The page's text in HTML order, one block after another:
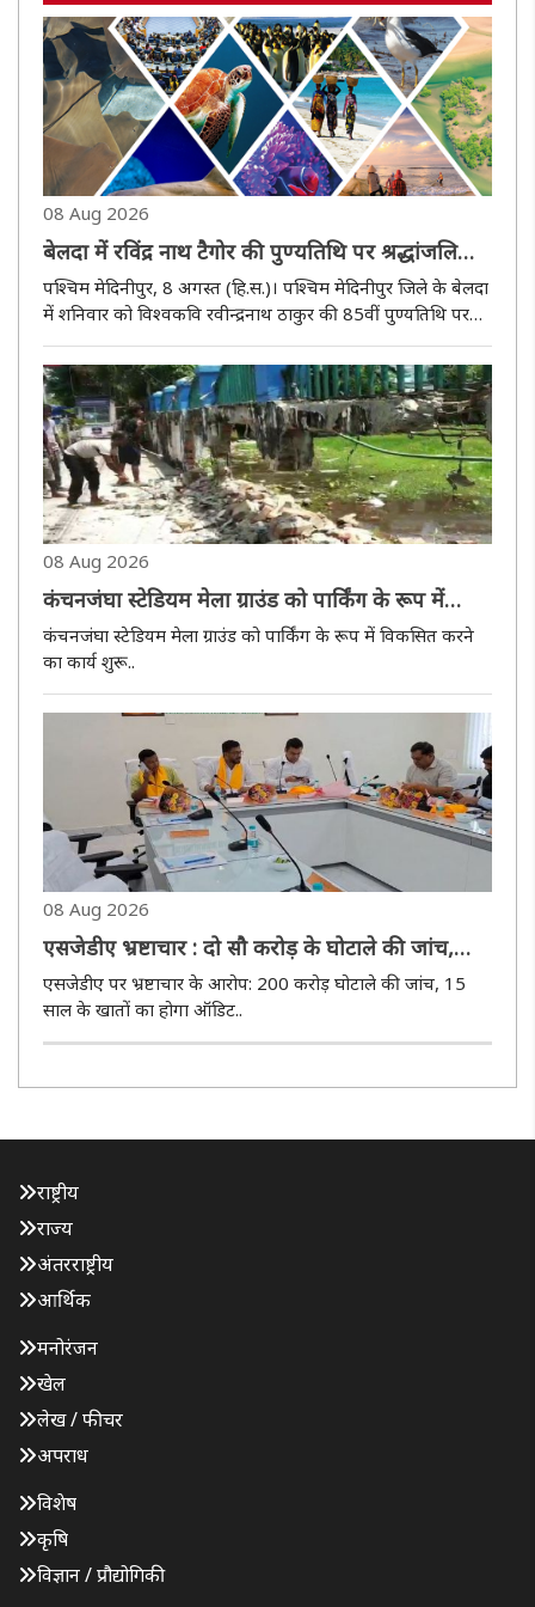
08 Aug 2026
बेलदा में रविंद्र नाथ टैगोर की पुण्यतिथि पर श्रद्धांजलि
कार्यक्रम, गीतांजलि पल्ली को मान्यता की मांग उठी
पश्चिम मेदिनीपुर, 8 अगस्त (हि.स.)। पश्चिम मेदिनीपुर जिले के बेलदा
में शनिवार को विश्वकवि रवीन्द्रनाथ ठाकुर की 85वीं पुण्यतिथि पर
गीतांजलि पल्ली में रवीन्द्रनाथ ठाकुर की प्रतिमा ..
08 Aug 2026
कंचनजंघा स्टेडियम मेला ग्राउंड को पार्किंग के रूप में
विकसित करने का कार्य शुरू
कंचनजंघा स्टेडियम मेला ग्राउंड को पार्किंग के रूप में विकसित करने
का कार्य शुरू..
08 Aug 2026
एसजेडीए भ्रष्टाचार : दो सौ करोड़ के घोटाले की जांच,
विगत 15 सालों के आय-व्यय का होगा हिसाब
एसजेडीए पर भ्रष्टाचार के आरोप: 200 करोड़ घोटाले की जांच, 15
साल के खातों का होगा ऑडिट..
राष्ट्रीय
राज्य
अंतरराष्ट्रीय
आर्थिक
मनोरंजन
खेल
लेख / फीचर
अपराध
विशेष
कृषि
विज्ञान / प्रौद्योगिकी